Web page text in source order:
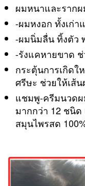
ผมหนาและราก
-ผมหงอก ทั้งเก่า
-ผมนิ่มลื่น ทิ้งตัว
-รังแคหายขาด
กระตุ้นการเกิดใ
ศรีษะ ช่วยให้เส้
แชมพู-ครีมนวด
มากกว่า 12 ชนิ
สมุนไพรสด